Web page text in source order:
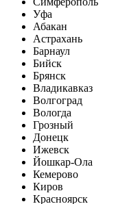
Уфа
Абакан
Астрахань
Барнаул
Бийск
Брянск
Владикавказ
Волгоград
Вологда
Грозный
Донецк
Ижевск
Йошкар-Ола
Кемерово
Киров
Красноярск